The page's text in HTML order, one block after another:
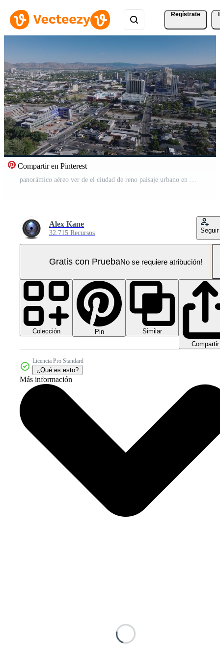
Regístrate
Compartir en Pinterest
panorámico aéreo ver de el ciudad de reno paisaje urbano en Nevada. céntrico reno, Nevada, con hoteles, casinos y el rodeando alto oriental sierra estribaciones. Vídeo Pro
Alex Kane
32.715 Recursos Seguir
Gratis con PruebaNo se requiere atribución!
Colección Pin
Similar
Compartir
Licencia Pro Standard
¿Qué es esto?
Más información